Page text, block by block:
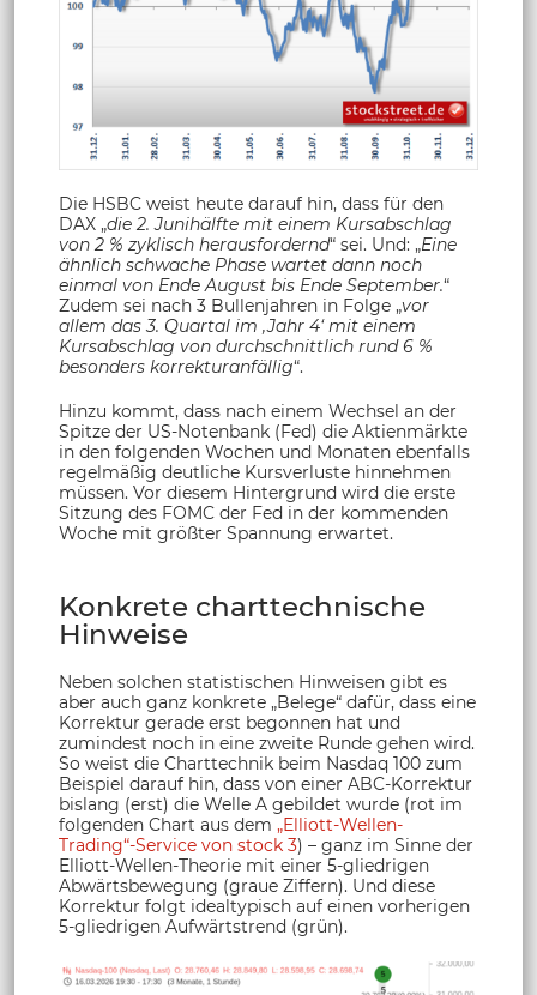
Die HSBC weist heute darauf hin, dass für den
DAX „die 2. Junihälfte mit einem Kursabschlag
von 2 % zyklisch herausfordernd“ sei. Und: „Eine
ähnlich schwache Phase wartet dann noch
einmal von Ende August bis Ende September.“
Zudem sei nach 3 Bullenjahren in Folge „vor
allem das 3. Quartal im ‚Jahr 4‘ mit einem
Kursabschlag von durchschnittlich rund 6 %
besonders korrekturanfällig“.
Hinzu kommt, dass nach einem Wechsel an der
Spitze der US-Notenbank (Fed) die Aktienmärkte
in den folgenden Wochen und Monaten ebenfalls
regelmäßig deutliche Kursverluste hinnehmen
müssen. Vor diesem Hintergrund wird die erste
Sitzung des FOMC der Fed in der kommenden
Woche mit größter Spannung erwartet.
Konkrete charttechnische
Hinweise
Neben solchen statistischen Hinweisen gibt es
aber auch ganz konkrete „Belege“ dafür, dass eine
Korrektur gerade erst begonnen hat und
zumindest noch in eine zweite Runde gehen wird.
So weist die Charttechnik beim Nasdaq 100 zum
Beispiel darauf hin, dass von einer ABC-Korrektur
bislang (erst) die Welle A gebildet wurde (rot im
folgenden Chart aus dem „Elliott-Wellen-
Trading“-Service von stock 3) – ganz im Sinne der
Elliott-Wellen-Theorie mit einer 5-gliedrigen
Abwärtsbewegung (graue Ziffern). Und diese
Korrektur folgt idealtypisch auf einen vorherigen
5-gliedrigen Aufwärtstrend (grün).